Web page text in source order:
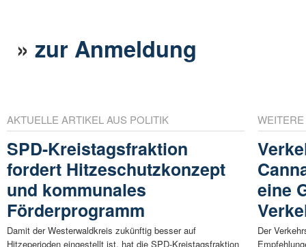
»zur Anmeldung
AKTUELLE ARTIKEL AUS POLITIK
SPD-Kreistagsfraktion
fordert Hitzeschutzkonzept
und kommunales
Förderprogramm
Damit der Westerwaldkreis zukünftig besser auf
Hitzeperioden eingestellt ist, hat die SPD-Kreistagsfraktion
eine
Der